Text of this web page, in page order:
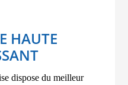
HAUTE
dispose du meilleur